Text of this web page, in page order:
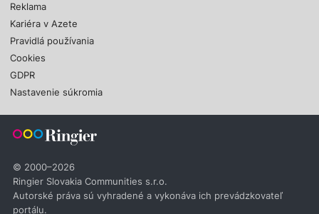
Reklama
Kariéra v Azete
Pravidlá používania
Cookies
GDPR
Nastavenie súkromia
© 2000–2026
Ringier Slovakia Communities s.r.o.
Autorské práva sú vyhradené a vykonáva ich prevádzkovateľ
portálu.